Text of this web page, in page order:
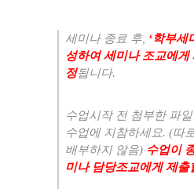
세미나 종료 후, ‘학부세
성하여 세미나 조교에게
정됩니다.
수업시작 전 첨부한 파
수업에 지참하세요. (따
배부하지 않음) 수업이
미나 담당조교에게 제출